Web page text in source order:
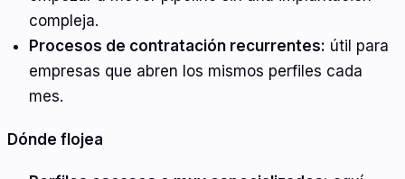
compleja.
Procesos de contratación recurrentes: útil para
empresas que abren los mismos perfiles cada
mes.
Dónde flojea